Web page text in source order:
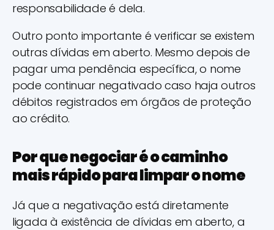
responsabilidade é dela.
Outro ponto importante é verificar se existem
outras dívidas em aberto. Mesmo depois de
pagar uma pendência específica, o nome
pode continuar negativado caso haja outros
débitos registrados em órgãos de proteção
ao crédito.
Por que negociar é o caminho
mais rápido para limpar o nome
Já que a negativação está diretamente
ligada à existência de dívidas em aberto, a